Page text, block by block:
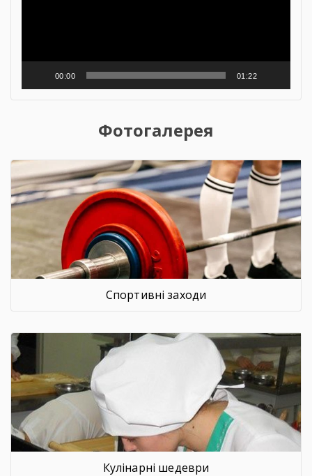
00:00 01:22
Фотогалерея
Спортивні заходи
Кулінарні шедеври